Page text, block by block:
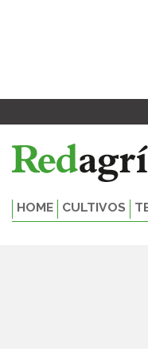
HOME CULTIVOS